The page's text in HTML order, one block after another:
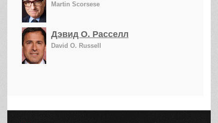
Martin Scorsese
Дэвид О. Расселл
David O. Russell